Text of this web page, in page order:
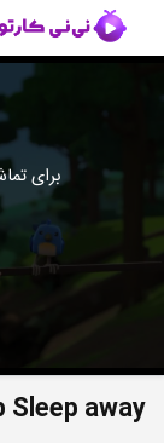
برای
Sleep away